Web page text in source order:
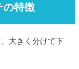
の特徴
大きく分けて下